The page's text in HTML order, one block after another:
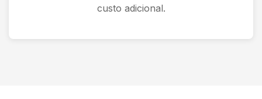
custo adicional.